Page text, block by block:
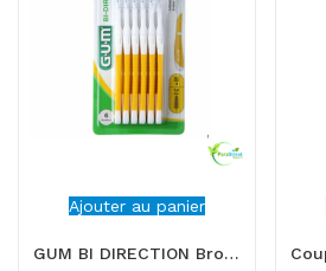
Ajouter au panier
GUM BI DIRECTION Brossette interdentaire 1.4MM